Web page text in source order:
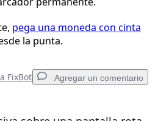
pega una moneda con cinta
la punta.
FixBot Agregar un comentario